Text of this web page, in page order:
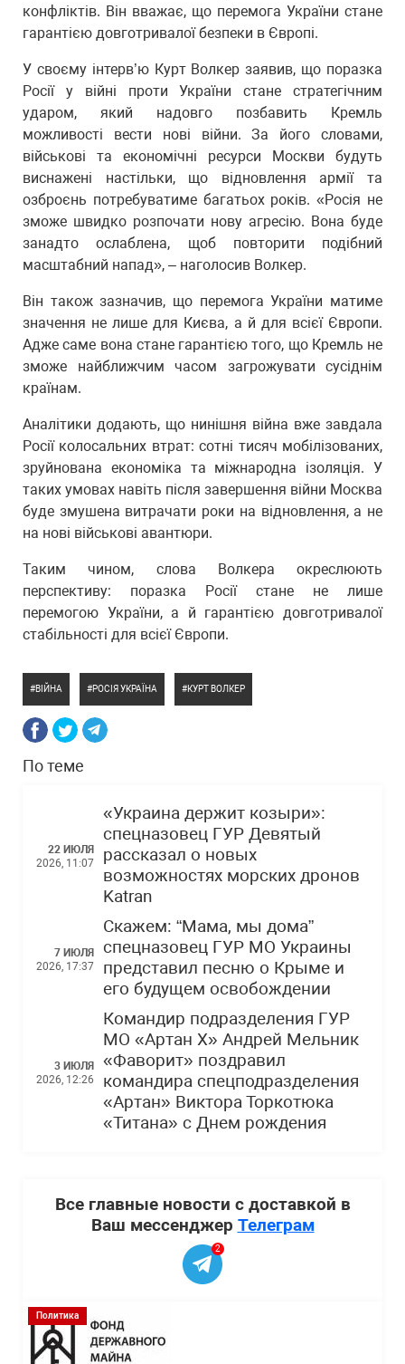
конфліктів. Він вважає, що перемога України стане
гарантією довготривалої безпеки в Європі.
У своєму інтерв’ю Курт Волкер заявив, що поразка
Росії у війні проти України стане стратегічним
ударом, який надовго позбавить Кремль
можливості вести нові війни. За його словами,
військові та економічні ресурси Москви будуть
виснажені настільки, що відновлення армії та
озброєнь потребуватиме багатьох років. «Росія не
зможе швидко розпочати нову агресію. Вона буде
занадто ослаблена, щоб повторити подібний
масштабний напад», – наголосив Волкер.
Він також зазначив, що перемога України матиме
значення не лише для Києва, а й для всієї Європи.
Адже саме вона стане гарантією того, що Кремль не
зможе найближчим часом загрожувати сусіднім
країнам.
Аналітики додають, що нинішня війна вже завдала
Росії колосальних втрат: сотні тисяч мобілізованих,
зруйнована економіка та міжнародна ізоляція. У
таких умовах навіть після завершення війни Москва
буде змушена витрачати роки на відновлення, а не
на нові військові авантюри.
Таким чином, слова Волкера окреслюють
перспективу: поразка Росії стане не лише
перемогою України, а й гарантією довготривалої
стабільності для всієї Європи.
ВІЙНА РОСІЯ УКРАЇНА КУРТ ВОЛКЕР
По теме
22 ИЮЛЯ
2026, 11:07
«Украина держит козыри»:
спецназовец ГУР Девятый
рассказал о новых
возможностях морских дронов
Katran
7 ИЮЛЯ
2026, 17:37
Скажем: “Мама, мы дома”
спецназовец ГУР МО Украины
представил песню о Крыме и
его будущем освобождении
3 ИЮЛЯ
2026, 12:26
Командир подразделения ГУР
МО «Артан Х» Андрей Мельник
«Фаворит» поздравил
командира спецподразделения
«Артан» Виктора Торкотюка
«Титана» с Днем рождения
Все главные новости с доставкой в
Ваш мессенджер Телеграм
2
Политика